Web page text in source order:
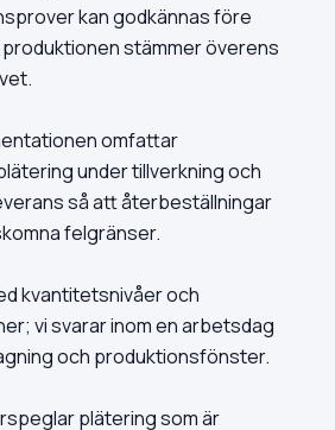
kan godkännas före
stämmer överens
omfattar
under tillverkning och
så att återbeställningar
felgränser.
kvantitetsnivåer och
vi svarar inom en arbetsdag
och produktionsfönster.
plätering som är